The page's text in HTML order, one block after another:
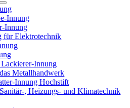
Innung
Innung
für Elektrotechnik
Innung
Metallhandwerk
Innung Hochstift
, Heizungs- und Klimatechnik